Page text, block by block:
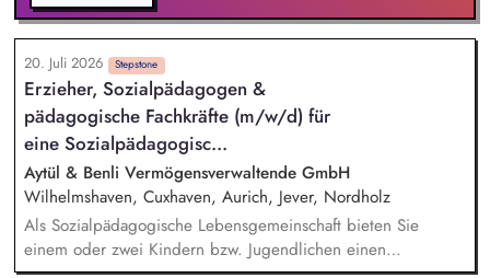
20. Juli 2026 Stepstone
Erzieher, Sozialpädagogen &
pädagogische Fachkräfte (m/w/d) für
eine Sozialpädagogisc...
Aytül & Benli Vermögensverwaltende GmbH
Wilhelmshaven, Cuxhaven, Aurich, Jever, Nordholz
Als Sozialpädagogische Lebensgemeinschaft bieten Sie
einem oder zwei Kindern bzw. Jugendlichen einen
vollstationären Betreuungsplatz in Ihrem eigenen Zuhause.